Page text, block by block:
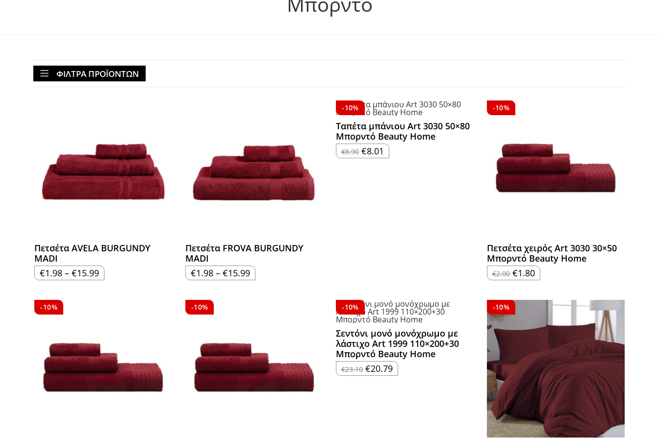
ΦΙΛΤΡΑ ΠΡΟΪΟΝΤΩΝ
Πετσέτα AVELA BURGUNDY
MADI
€1.98 – €15.99Price
range:
Πετσέτα FROVA BURGUNDY
MADI
€1.98 – €15.99Price
range:
-10%
Ταπέτα μπάνιου Art 3030 50×80
Μπορντό Beauty Home
€8.90 Original
price
€8.01 Η
τρέχουσα
-10%
Πετσέτα χειρός Art 3030 30×50
Μπορντό Beauty Home
€2.00 Original
price
€1.80Η
τρέχουσα
€1.80.
-10%
-10% -10%
Σεντόνι μονό μονόχρωμο με
λάστιχο Art 1999 110×200+30
Μπορντό Beauty Home
€23.10 Original
price
€20.79Η
τρέχουσα
-10%